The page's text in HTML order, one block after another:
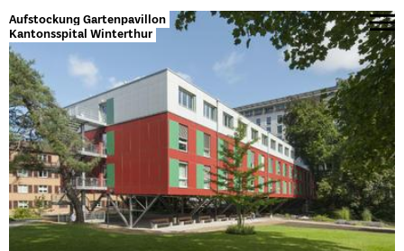
Aufstockung Gartenpavillon
Kantonsspital Winterthur